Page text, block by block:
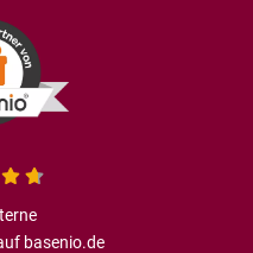
4.7 von 5
basenio.de